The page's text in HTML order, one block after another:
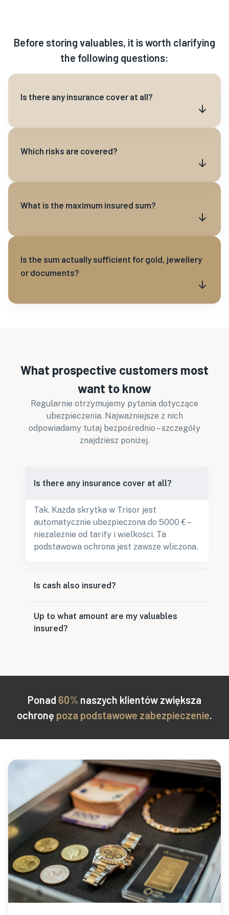
Before storing valuables, it is worth clarifying
the following questions:
Is there any insurance cover at all?
Which risks are covered?
What is the maximum insured sum?
Is the sum actually sufficient for gold, jewellery
or documents?
What prospective customers most
want to know
Regularnie otrzymujemy pytania dotyczące
ubezpieczenia. Najważniejsze z nich
odpowiadamy tutaj bezpośrednio – szczegóły
znajdziesz poniżej.
Is there any insurance cover at all?
Tak. Każda skrytka w Trisor jest
automatycznie ubezpieczona do 5000 € –
niezależnie od tarify i wielkości. Ta
podstawowa ochrona jest zawsze wliczona.
Is cash also insured?
Up to what amount are my valuables
insured?
Ponad 60% naszych klientów zwiększa
ochronę poza podstawowe zabezpieczenie.